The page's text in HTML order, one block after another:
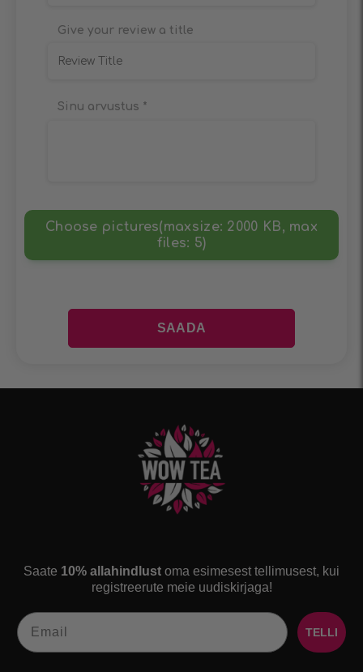
Give your review a title
Sinu arvustus *
Choose pictures(maxsize: 2000 KB, max
files: 5)
Saate 10% allahindlust oma esimesest tellimusest, kui
registreerute meie uudiskirjaga!
Email
TELLI